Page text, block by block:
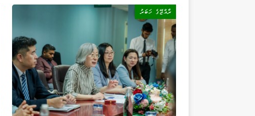
ރާއްޖޭގެ ޚަބަރު